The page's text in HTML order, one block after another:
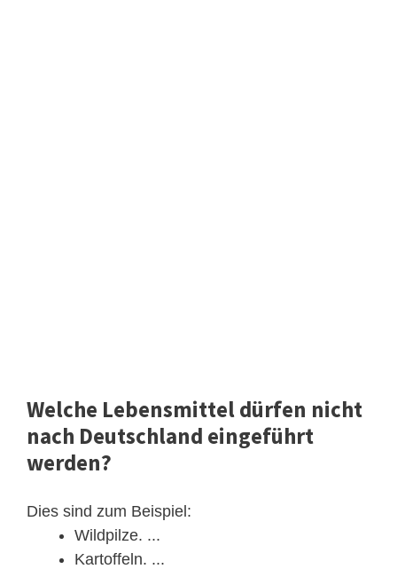
Welche Lebensmittel dürfen nicht
nach Deutschland eingeführt
werden?
Dies sind zum Beispiel:
Wildpilze. ...
Kartoffeln. ...